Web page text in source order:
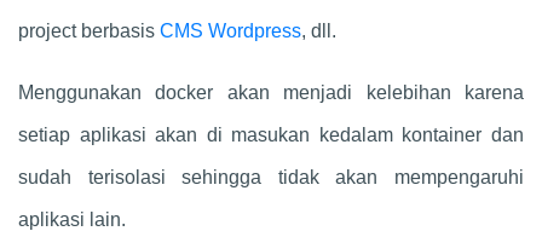
project berbasis CMS Wordpress, dll.
Menggunakan docker akan menjadi kelebihan karena
setiap aplikasi akan di masukan kedalam kontainer dan
sudah terisolasi sehingga tidak akan mempengaruhi
aplikasi lain.